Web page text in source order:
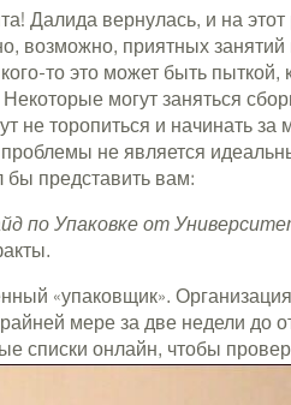
Далида вернулась, и на
возможно, приятных
то это может быть пыткой,
Некоторые могут заняться
не торопиться и начинать
не является
бы представить вам:
по Упаковке от
«упаковщик».
мере за две недели до
списки онлайн, чтобы